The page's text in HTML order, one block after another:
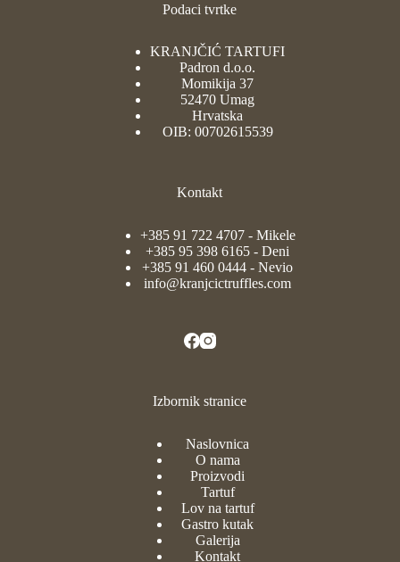
Podaci tvrtke
KRANJČIĆ TARTUFI
Padron d.o.o.
Momikija 37
52470 Umag
Hrvatska
OIB: 00702615539
Kontakt
+385 91 722 4707- Mikele
+385 95 398 6165 - Deni
+385 91 460 0444 - Nevio
info@kranjcictruffles.com
Izbornik stranice
Naslovnica
O nama
Proizvodi
Tartuf
Lov na tartuf
Gastro kutak
Galerija
Kontakt